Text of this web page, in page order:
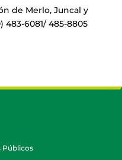
de Merlo, Juncal y
483-6081/ 485-8805
Públicos